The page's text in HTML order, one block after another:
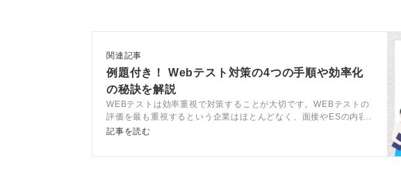
対策方法としては、書店で販売されている対策本を基
考えます。
社会人の人は多忙であることを考慮すると、対策期間
おけば、合格ラインに到達することは十分にできるで
関連記事
例題付き！ Webテスト対策の4つの手順や効率化
の秘訣を解説
WEBテストは効率重視で対策することが大切です。WEBテストの
評価を最も重視するという企業はほとんどなく、面接やESの内容
が重視される傾向にあるからです。この記事では、WEBテストの
記事を読む